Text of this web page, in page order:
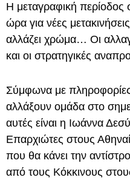
Η μεταγραφική περίοδος
ώρα για νέες
αλλάζει χρώμα… Οι
και οι στρατηγικές
Σύμφωνα με
αλλάξουν ομάδα στο
αυτές είναι η Ιωάννα
Επαρχιώτες στους
που θα κάνει την
από τους Κόκκινους